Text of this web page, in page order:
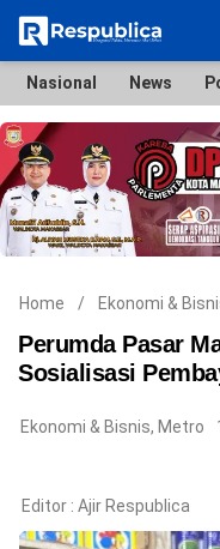
Nasional
News
Politik
Hukum
Metro
Daerah
Ekonomi & Bisnis
Lifestyle
Otomotif
Bola & Sport
Edukasi
Tokoh
Hiburan
©
Copyright
All
Reserved
Nasional News
Home / Ekonomi &
Perumda Pasar
Sosialisasi
Ekonomi & Bisnis, Metro
Editor : Ajir Respublica